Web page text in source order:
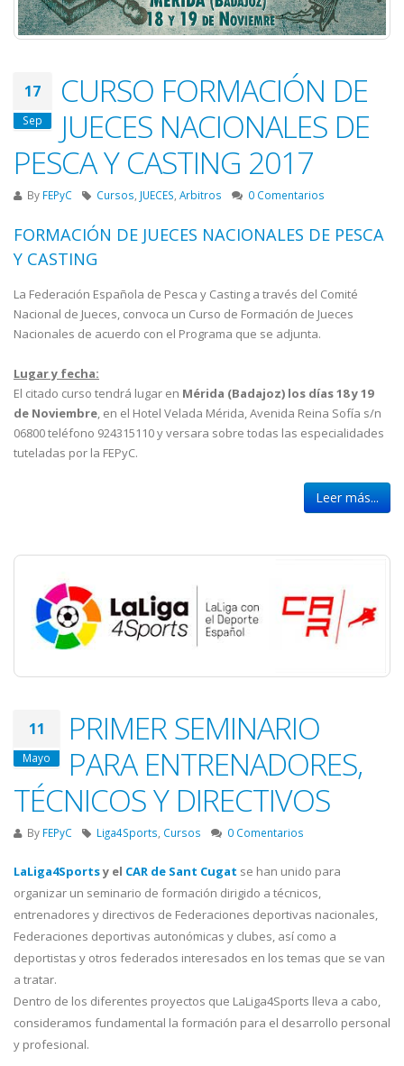
17
Sep
CURSO FORMACIÓN DE
JUECES NACIONALES DE
PESCA Y CASTING 2017
By FEPyC Cursos JUECES Arbitros 0 Comentarios
FORMACIÓN DE JUECES NACIONALES DE PESCA
Y CASTING
La Federación Española de Pesca y Casting a través del Comité
Nacional de Jueces, convoca un Curso de Formación de Jueces
Nacionales de acuerdo con el Programa que se adjunta.
Lugar y fecha:
El citado curso tendrá lugar en Mérida (Badajoz) los días 18 y 19
de Noviembre, en el Hotel Velada Mérida, Avenida Reina Sofía s/n
06800 teléfono 924315110 y versara sobre todas las especialidades
tuteladas por la FEPyC.
Leer más...
11
Mayo
PRIMER SEMINARIO
PARA ENTRENADORES,
TÉCNICOS Y DIRECTIVOS
By FEPyC Liga4Sports Cursos 0 Comentarios
LaLiga4Sportsy el CAR de Sant Cugat se han unido para
organizar un seminario de formación dirigido a técnicos,
entrenadores y directivos de Federaciones deportivas nacionales,
Federaciones deportivas autonómicas y clubes, así como a
deportistas y otros federados interesados en los temas que se van
a tratar.
Dentro de los diferentes proyectos que LaLiga4Sports lleva a cabo,
consideramos fundamental la formación para el desarrollo personal
y profesional.